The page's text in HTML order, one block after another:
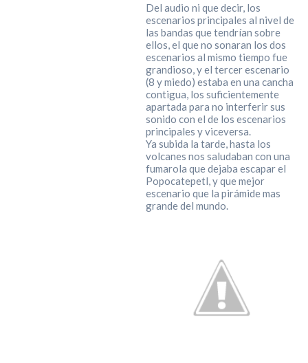
Del audio ni que decir, los
escenarios principales al nivel de
las bandas que tendrían sobre
ellos, el que no sonaran los dos
escenarios al mismo tiempo fue
grandioso, y el tercer escenario
(8 y miedo) estaba en una cancha
contigua, los suficientemente
apartada para no interferir sus
sonido con el de los escenarios
principales y viceversa.
Ya subida la tarde, hasta los
volcanes nos saludaban con una
fumarola que dejaba escapar el
Popocatepetl, y que mejor
escenario que la pirámide mas
grande del mundo.